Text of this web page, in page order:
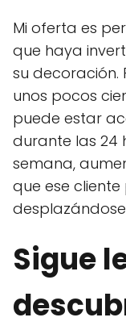
Mi oferta es
que haya
su decoración.
unos pocos
puede estar
durante las 24
semana,
que ese
Sigue